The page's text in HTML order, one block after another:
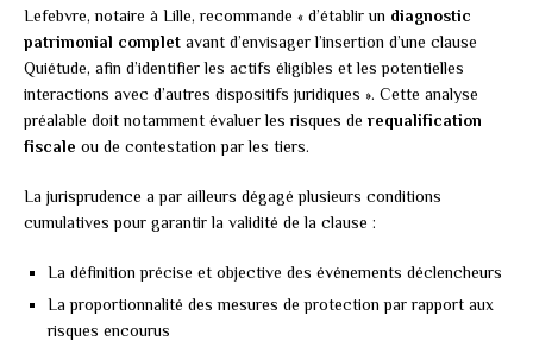
Lefebvre, notaire à Lille, recommande « d’établir un diagnostic
patrimonial complet avant d’envisager l’insertion d’une clause
Quiétude, afin d’identifier les actifs éligibles et les potentielles
interactions avec d’autres dispositifs juridiques ». Cette analyse
préalable doit notamment évaluer les risques de requalification
fiscale ou de contestation par les tiers.
La jurisprudence a par ailleurs dégagé plusieurs conditions
cumulatives pour garantir la validité de la clause :
La définition précise et objective des événements déclencheurs
La proportionnalité des mesures de protection par rapport aux
risques encourus